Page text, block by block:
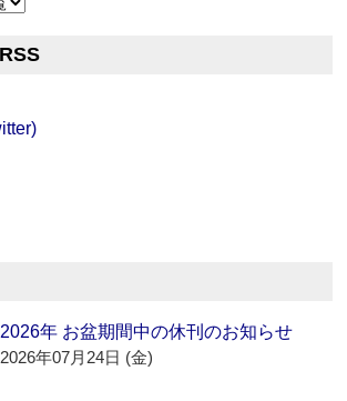
2026年 お盆期間中の休刊のお知らせ
2026年07月24日 (金)